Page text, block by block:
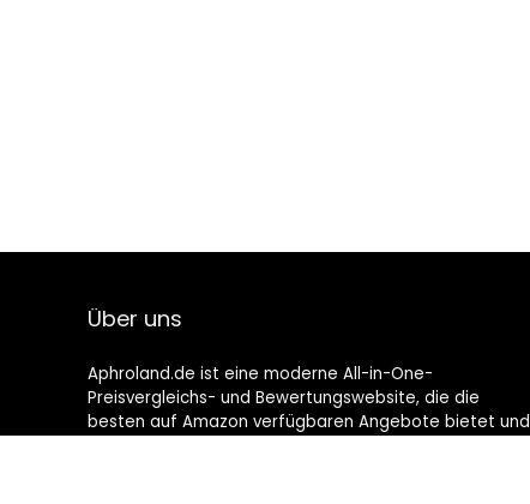
Über uns
Aphroland.de ist eine moderne All-in-One-
Preisvergleichs- und Bewertungswebsite, die die
besten auf Amazon verfügbaren Angebote bietet und